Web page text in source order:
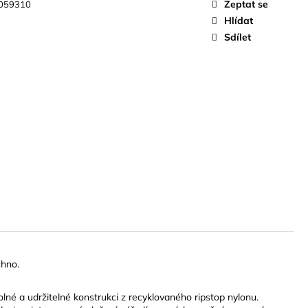
Zeptat se
Hlídat
Sdílet
a udržitelné konstrukci z recyklovaného ripstop nylonu.